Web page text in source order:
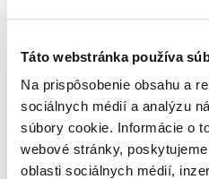
Táto webstránka používa
Na prispôsobenie obsahu a
sociálnych médií a analýzu
súbory cookie. Informácie o
webové stránky,
oblasti sociálnych médií,
Napište našim